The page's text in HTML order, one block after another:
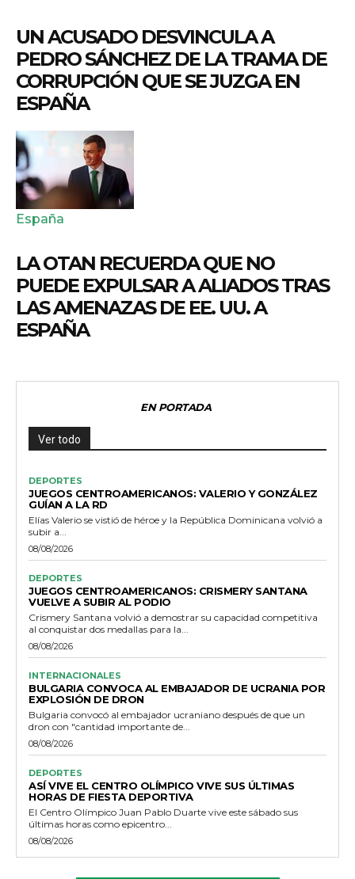
UN ACUSADO DESVINCULA A
PEDRO SÁNCHEZ DE LA TRAMA DE
CORRUPCIÓN QUE SE JUZGA EN
ESPAÑA
España
LA OTAN RECUERDA QUE NO
PUEDE EXPULSAR A ALIADOS TRAS
LAS AMENAZAS DE EE. UU. A
ESPAÑA
EN PORTADA
Ver todo
DEPORTES
JUEGOS CENTROAMERICANOS: VALERIO Y GONZÁLEZ
GUÍAN A LA RD
Elías Valerio se vistió de héroe y la República Dominicana volvió a
subir a...
08/08/2026
DEPORTES
JUEGOS CENTROAMERICANOS: CRISMERY SANTANA
VUELVE A SUBIR AL PODIO
Crismery Santana volvió a demostrar su capacidad competitiva
al conquistar dos medallas para la...
08/08/2026
INTERNACIONALES
BULGARIA CONVOCA AL EMBAJADOR DE UCRANIA POR
EXPLOSIÓN DE DRON
Bulgaria convocó al embajador ucraniano después de que un
dron con "cantidad importante de...
08/08/2026
DEPORTES
ASÍ VIVE EL CENTRO OLÍMPICO VIVE SUS ÚLTIMAS
HORAS DE FIESTA DEPORTIVA
El Centro Olímpico Juan Pablo Duarte vive este sábado sus
últimas horas como epicentro...
08/08/2026